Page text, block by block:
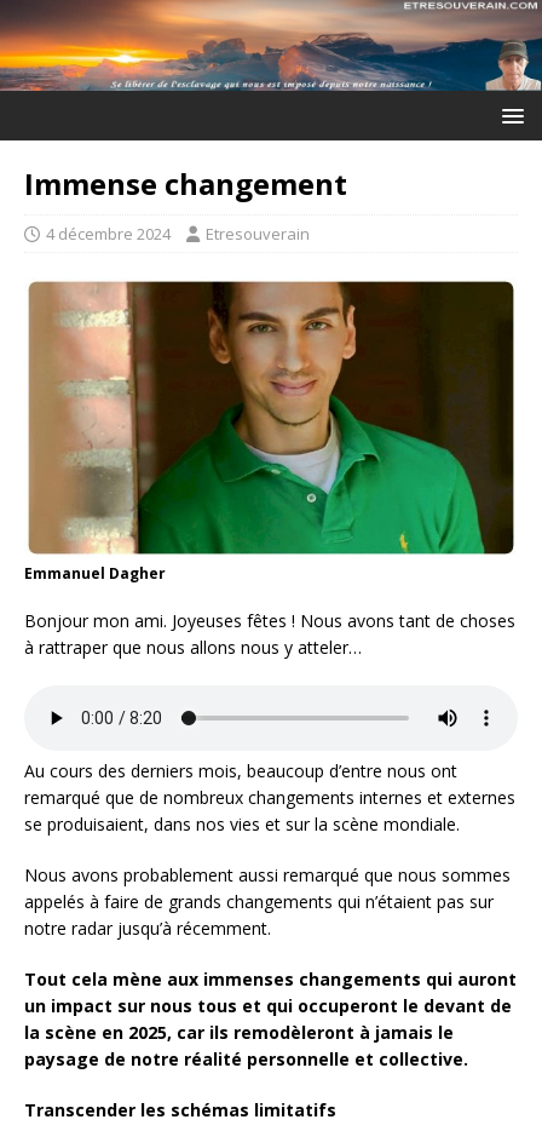
Immense changement
4 décembre 2024 Etresouverain
Emmanuel Dagher
Bonjour mon ami. Joyeuses fêtes ! Nous avons tant de choses
à rattraper que nous allons nous y atteler…
Au cours des derniers mois, beaucoup d’entre nous ont
remarqué que de nombreux changements internes et externes
se produisaient, dans nos vies et sur la scène mondiale.
Nous avons probablement aussi remarqué que nous sommes
appelés à faire de grands changements qui n’étaient pas sur
notre radar jusqu’à récemment.
Tout cela mène aux immenses changements qui auront
un impact sur nous tous et qui occuperont le devant de
la scène en 2025, car ils remodèleront à jamais le
paysage de notre réalité personnelle et collective.
Transcender les schémas limitatifs